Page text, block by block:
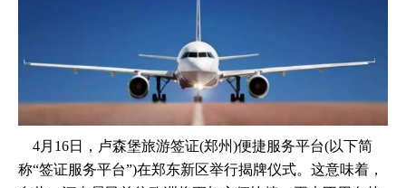
​ 4月16日，卢森堡旅游签证(郑州)便捷服务平台(以下简
称“签证服务平台”)在郑东新区举行揭牌仪式。这意味着，